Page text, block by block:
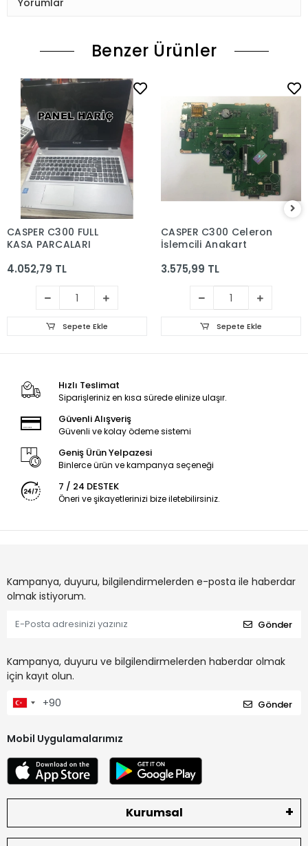
Benzer Ürünler
CASPER C300 FULL
KASA PARCALARI
4.052,79 TL
Sepete Ekle
CASPER C300 Celeron
İşlemcili Anakart
3.575,99 TL
Sepete Ekle
Hızlı Teslimat
Siparişleriniz en kısa sürede elinize ulaşır.
Güvenli Alışveriş
Güvenli ve kolay ödeme sistemi
Geniş Ürün Yelpazesi
Binlerce ürün ve kampanya seçeneği
7 / 24 DESTEK
Öneri ve şikayetlerinizi bize iletebilirsiniz.
Kampanya, duyuru, bilgilendirmelerden e-posta ile haberdar
olmak istiyorum.
Gönder
Kampanya, duyuru ve bilgilendirmelerden haberdar olmak
için kayıt olun.
Gönder
Mobil Uygulamalarımız
Kurumsal